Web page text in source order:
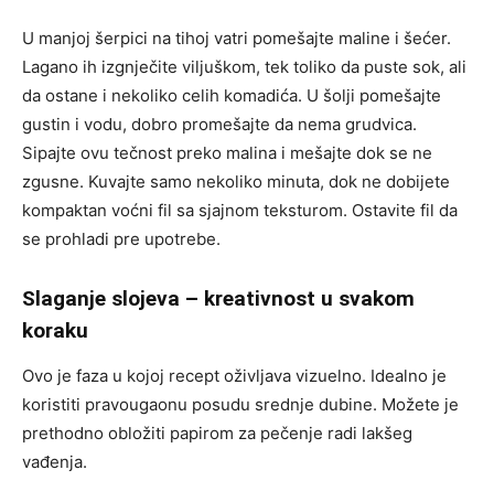
U manjoj šerpici na tihoj vatri pomešajte maline i šećer.
Lagano ih izgnječite viljuškom, tek toliko da puste sok, ali
da ostane i nekoliko celih komadića. U šolji pomešajte
gustin i vodu, dobro promešajte da nema grudvica.
Sipajte ovu tečnost preko malina i mešajte dok se ne
zgusne. Kuvajte samo nekoliko minuta, dok ne dobijete
kompaktan voćni fil sa sjajnom teksturom. Ostavite fil da
se prohladi pre upotrebe.
Slaganje slojeva – kreativnost u svakom
koraku
Ovo je faza u kojoj recept oživljava vizuelno. Idealno je
koristiti pravougaonu posudu srednje dubine. Možete je
prethodno obložiti papirom za pečenje radi lakšeg
vađenja.